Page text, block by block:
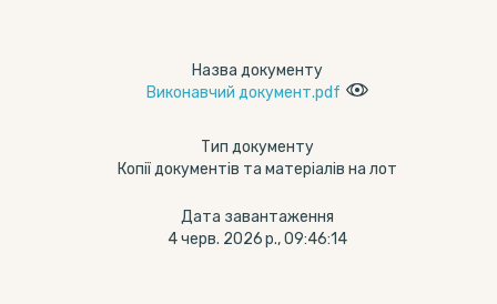
Назва документу
Виконавчий документ.pdf
Тип документу
Копії документів та матеріалів на лот
Дата завантаження
4 черв. 2026 р., 09:46:14